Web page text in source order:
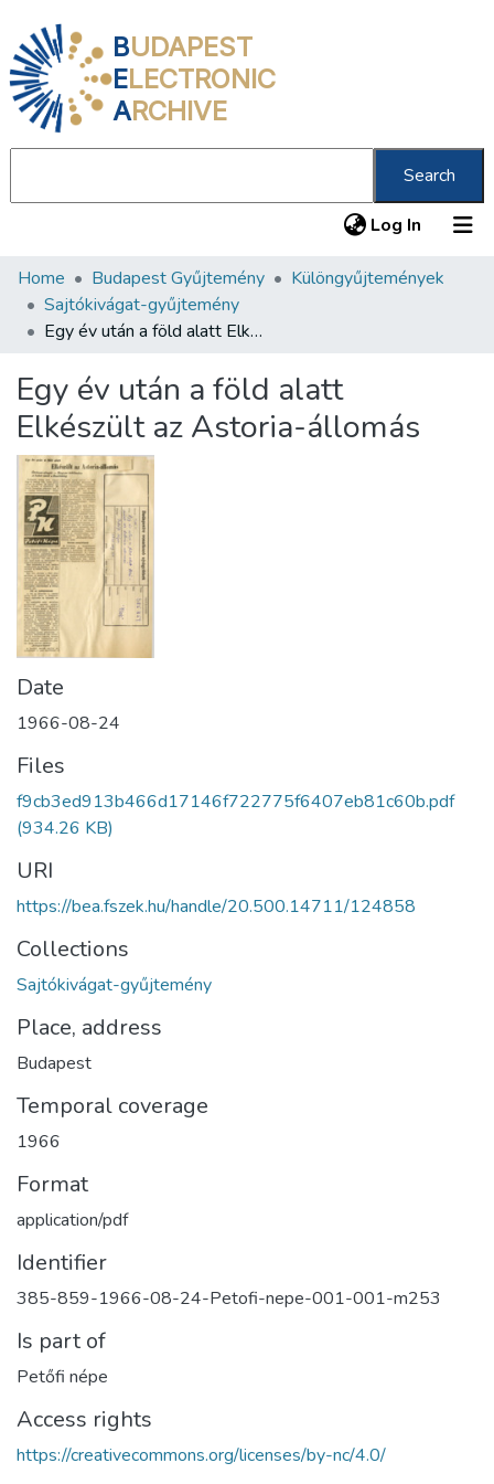
BUDAPEST
ELECTRONIC
ARCHIVE
Search
Log In (current)
Communities & Collections
All of DSpace
About us
Home Budapest Gyűjtemény
Különgyűjtemények
Sajtókivágat-gyűjtemény
Egy év után a föld alatt Elkészült az Astoria-állomás
Egy év után a föld alatt
Elkészült az Astoria-állomás
Date
1966-08-24
Files
f9cb3ed913b466d17146f722775f6407eb81c60b.pdf
(934.26 KB)
URI
https://bea.fszek.hu/handle/20.500.14711/124858
Collections
Sajtókivágat-gyűjtemény
Place, address
Budapest
Temporal coverage
1966
Format
application/pdf
Identifier
385-859-1966-08-24-Petofi-nepe-001-001-m253
Is part of
Petőfi népe
Access rights
https://creativecommons.org/licenses/by-nc/4.0/